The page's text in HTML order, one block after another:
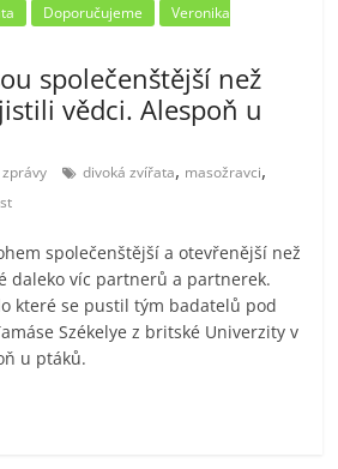
Doporučujeme
Veronika
společenštější než
vědci. Alespoň u
divoká zvířata, masožravci,
společenštější a otevřenější než
daleko víc partnerů a partnerek.
které se pustil tým badatelů pod
Székelye z britské Univerzity v
u ptáků.